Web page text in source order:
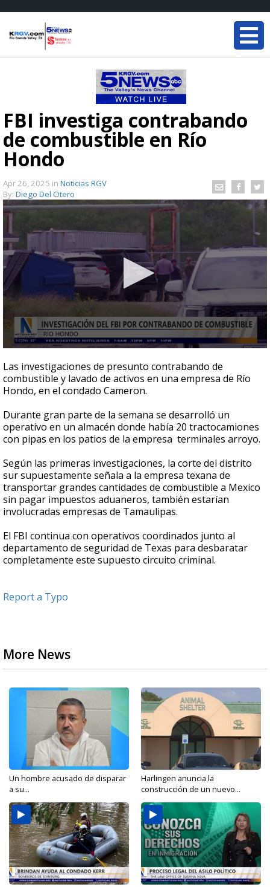
FBI investiga contrabando
de combustible en Río
Hondo
Apr 26, 2025 in Noticias RGV
By: Diego Del Otero
seconds
of
44
seconds
Las investigaciones de presunto contrabando de
combustible y lavado de activos en una empresa de Río
Hondo, en el condado Cameron.
Durante gran parte de la semana se desarrolló un
operativo en un almacén donde había 20 tractocamiones
con pipas en los patios de la empresa terminales arroyo.
Según las primeras investigaciones, la corte del distrito
sur supuestamente señala a la empresa texana de
transportar grandes cantidades de combustible a Mexico
sin pagar impuestos aduaneros, también estarían
involucradas empresas de Tamaulipas.
El FBI continua con operativos coordinados junto al
departamento de seguridad de Texas para desbaratar
completamente este supuesto circuito criminal.
Report a Typo
More News
Un hombre acusado de disparar
a su...
Harlingen anuncia la
construcción de un nuevo...